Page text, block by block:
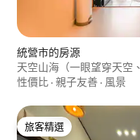
統營市的房源
天空山海（一眼望穿天空
源）
性價比 · 親子友善 · 風景
旅客精選
旅客精選